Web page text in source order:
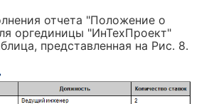
отчета "Положение о
оргединицы "ИнТехПроект"
представленная на Рис. 8.